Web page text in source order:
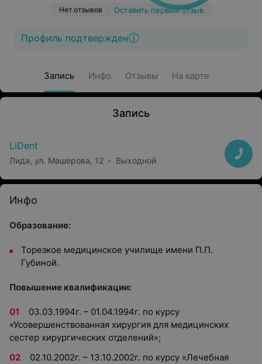
Нет отзывов Оставить первый отзыв
Профиль подтвержден
Запись Инфо Отзывы На карте
Запись
LiDent
Лида, ул. Машерова, 12 Выходной
Инфо
Образование:
Торезкое медицинское училище имени П.П.
Губиной.
Повышение квалификации:
03.03.1994г. – 01.04.1994г. по курсу
«Усовершенствованная хирургия для медицинских
сестер хирургических отделений»;
02.10.2002г. – 13.10.2002г. по курсу «Лечебная